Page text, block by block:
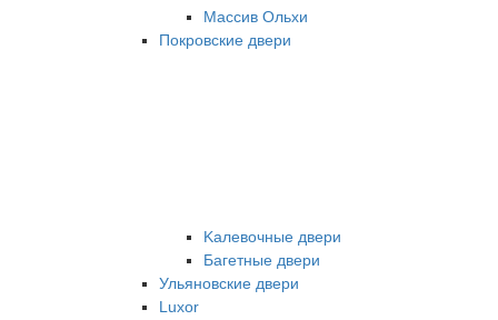
Массив Ольхи
Покровские двери
Kалевочные двери
Багетные двери
Ульяновские двери
Luxor